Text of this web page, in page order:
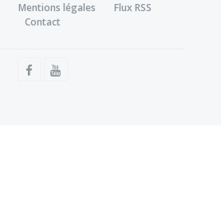
Mentions légales
Flux RSS
Contact